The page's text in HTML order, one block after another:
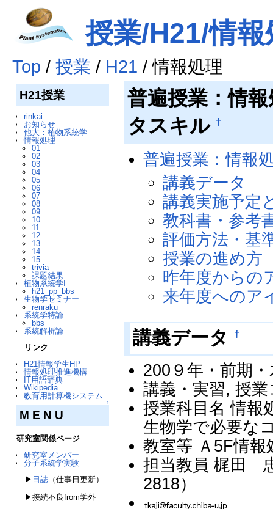
授業/H21/情報
Top / 授業 / H21 / 情報処理
H21授業
rinkai
お知らせ
他大：植物系統学
情報処理
01
02
03
04
05
06
07
08
09
10
11
12
13
14
15
trivia
課題結果
植物系統学I
h21_pp_bbs
生物学セミナー
renraku
系統学特論
bbs
系統解析論
リンク
H21情報学生HP
情報処理推進機構
IT用語辞典
Wikipedia
教育用計算機システム
↑
M E N U
研究室関係ページ
研究室メンバー
分子系統学実験
▶ 日誌（仕事日更新）
▶接続不良from学外
普遍授業：情
タスキル †
普遍授業：情報
講義データ
講義実施予定
教科書・参考
評価方法・基
授業の進め方
昨年度からの
来年度へのア
講義データ †
200９年・前期
講義・実習, 授
授業科目名 情報
生物学で必要な
教室等 Ａ5F情報
担当教員 梶田
2818）